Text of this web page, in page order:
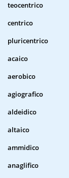
teocentrico
centrico
pluricentrico
acaico
aerobico
agiografico
aldeidico
altaico
ammidico
anaglifico